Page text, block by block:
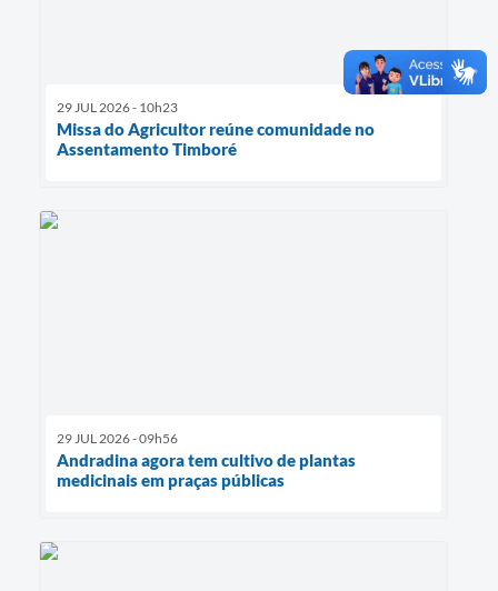
29 JUL 2026 - 10h23
Missa do Agricultor reúne comunidade no
Assentamento Timboré
29 JUL 2026 - 09h56
Andradina agora tem cultivo de plantas
medicinais em praças públicas